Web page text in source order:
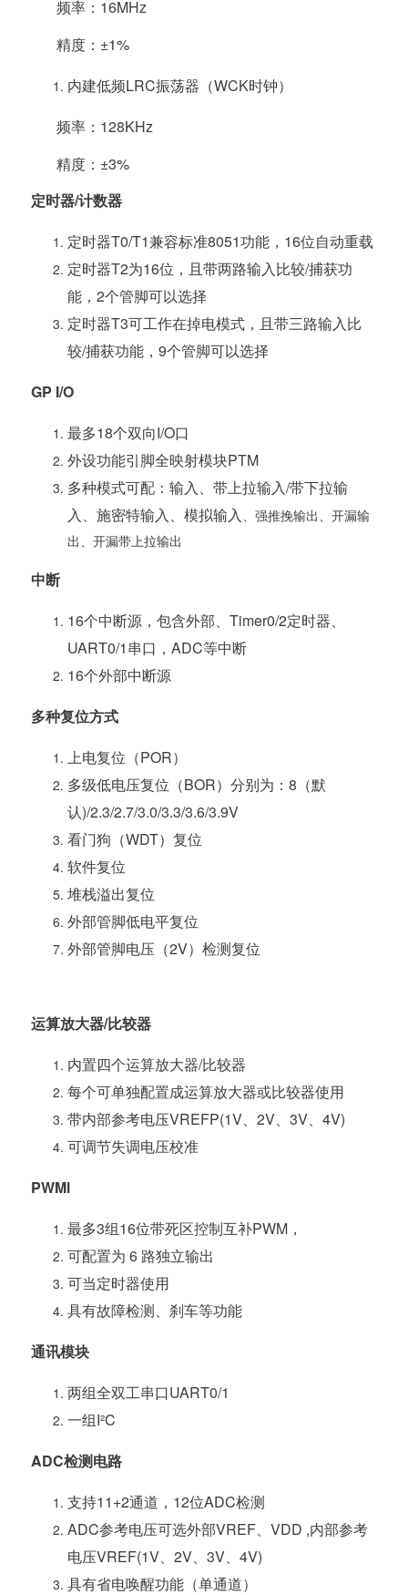
频率：16MHz
精度：±1%
内建低频LRC振荡器（WCK时钟）
频率：128KHz
精度：±3%
定时器/计数器
定时器T0/T1兼容标准8051功能，16位自动重载
定时器T2为16位，且带两路输入比较/捕获功
能，2个管脚可以选择
定时器T3可工作在掉电模式，且带三路输入比
较/捕获功能，9个管脚可以选择
GP I/O
最多18个双向I/O口
外设功能引脚全映射模块PTM
多种模式可配：输入、带上拉输入/带下拉输
入、施密特输入、模拟输入、强推挽输出、开漏输
出、开漏带上拉输出
中断
16个中断源，包含外部、Timer0/2定时器、
UART0/1串口，ADC等中断
16个外部中断源
多种复位方式
上电复位（POR）
多级低电压复位（BOR）分别为：8（默
认)/2.3/2.7/3.0/3.3/3.6/3.9V
看门狗（WDT）复位
软件复位
堆栈溢出复位
外部管脚低电平复位
外部管脚电压（2V）检测复位
运算放大器/比较器
内置四个运算放大器/比较器
每个可单独配置成运算放大器或比较器使用
带内部参考电压VREFP(1V、2V、3V、4V)
可调节失调电压校准
PWMl
最多3组16位带死区控制互补PWM，
可配置为 6 路独立输出
可当定时器使用
具有故障检测、刹车等功能
通讯模块
两组全双工串口UART0/1
一组I²C
ADC检测电路
支持11+2通道，12位ADC检测
ADC参考电压可选外部VREF、VDD ,内部参考
电压VREF(1V、2V、3V、4V)
具有省电唤醒功能（单通道）